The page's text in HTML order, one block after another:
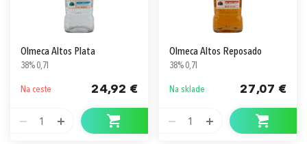
Olmeca Altos Plata
38% 0,7l
Na ceste 24,92 €
1
Olmeca Altos Reposado
38% 0,7l
Na sklade 27,07 €
1